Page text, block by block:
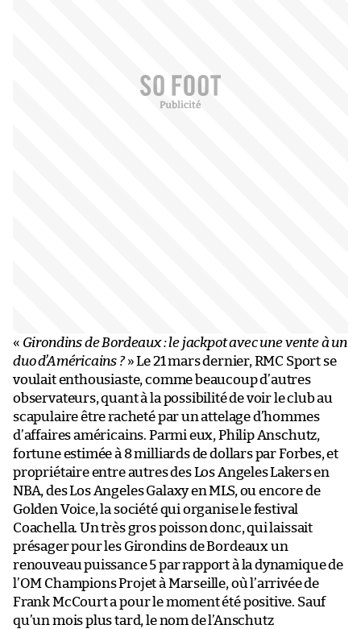
« Girondins de Bordeaux : le jackpot avec une vente à un
duo d’Américains ?» Le 21 mars dernier, RMC Sport se
voulait enthousiaste, comme beaucoup d’autres
observateurs, quant à la possibilité de voir le club au
scapulaire être racheté par un attelage d’hommes
d’affaires américains. Parmi eux, Philip Anschutz,
fortune estimée à 8 milliards de dollars par Forbes, et
propriétaire entre autres des Los Angeles Lakers en
NBA, des Los Angeles Galaxy en MLS, ou encore de
Golden Voice, la société qui organise le festival
Coachella. Un très gros poisson donc, qui laissait
présager pour les Girondins de Bordeaux un
renouveau puissance 5 par rapport à la dynamique de
l’OM Champions Projet à Marseille, où l’arrivée de
Frank McCourt a pour le moment été positive. Sauf
qu’un mois plus tard, le nom de l’Anschutz